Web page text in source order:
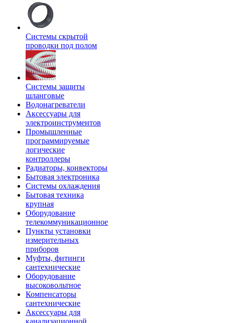
Системы скрытой
проводки под полом
Системы защиты
шланговые
Водонагреватели
Аксессуары для
электроинструментов
Промышленные
программируемые
логические
контроллеры
Радиаторы, конвекторы
Бытовая электроника
Системы охлаждения
Бытовая техника
крупная
Оборудование
телекоммуникационное
Пункты установки
измерительных
приборов
Муфты, фитинги
сантехнические
Оборудование
высоковольтное
Компенсаторы
сантехнические
Аксессуары для
канализационной